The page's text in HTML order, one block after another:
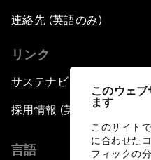
このウェ
ます
このサイト
に合わせた
フィックの
連絡先 (英語のみ)
リンク
サステナビリティへの取り
採用情報 (英語のみ)
言語